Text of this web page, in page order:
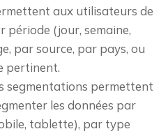
aux utilisateurs de
période (jour, semaine,
par source, par pays, ou
pertinent.
segmentations permettent
les données par
tablette), par type